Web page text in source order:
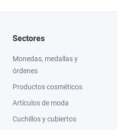
Sectores
Monedas, medallas y
órdenes
Productos cosméticos
Artículos de moda
Cuchillos y cubiertos